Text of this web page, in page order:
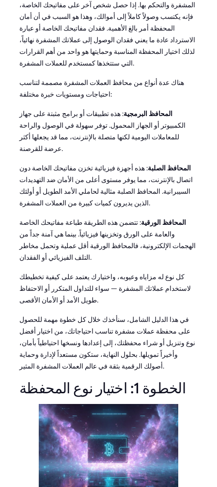
المشفرة والتحكم بها. إذا حصل شخص آخر على مفاتيحك الخاصة،
فإنه يكتسب وصولاً كاملاً إلى أموالك، وهذا هو السبب في أن أمان
المحفظة أمر بالغ الأهمية. فقدان مفاتيحك الخاصة أو عبارة
الاسترداد عادة ما يعني فقدان الوصول إلى عملاتك المشفرة نهائياً،
لذلك اختيار المحفظة المناسبة وحمايتها هو واحد من أهم القرارات
التي ستتخذها كمستخدم للعملات المشفرة.
هناك عدة أنواع من محافظ العملات المشفرة مصممة لتناسب
احتياجات ومستويات خبرة مختلفة:
المحافظ البرمجية: هذه تطبيقات أو برامج مثبتة على جهاز
الكمبيوتر أو الجهاز المحمول. توفر سهولة في الوصول والراحة
للمعاملات اليومية لكنها متصلة بالإنترنت، مما قد يجعلها أكثر
عرضة للقرصنة.
المحافظ الصلبة: هذه أجهزة فيزيائية تخزن مفاتيحك الخاصة دون
اتصال بالإنترنت، مما يوفر مستوى أعلى من الأمان ضد التهديدات
السيبرانية. المحافظ الصلبة مثالية لحاملي الأمد الطويل أو أولئك
الذين يديرون كميات كبيرة من العملات المشفرة.
المحافظ الورقية: تتضمن هذه الطريقة طباعة مفاتيحك الخاصة
والعامة على الورق وتخزينها فيزيائياً. بينما هي آمنة جداً من
الهجمات الإلكترونية، فالمحافظ الورقية أقل عملية وتحمل مخاطر
التلف الفيزيائي أو الفقدان.
كل نوع له مزاياه وعيوبه، واختيارك يعتمد على كيفية تخطيطك
لاستخدام عملاتك المشفرة — سواء للتداول المتكرر أو الاحتفاظ
طويل الأمد أو الأمان الأقصى.
في هذا الدليل الشامل، سنأخذك خلال كل خطوة مهمة للحصول
على محفظة عملات مشفرة تناسب احتياجاتك، من اختيار أفضل
نوع وتنزيل أو شراء محفظتك، إلى إعدادها ونسخها احتياطياً بأمان،
وأخيراً تمويلها. بحلول النهاية، ستكون مستعداً لإدارة وحماية
أصولك الرقمية بثقة في عالم العملات المشفرة المثير.
الخطوة 1: اختيار نوع المحفظة